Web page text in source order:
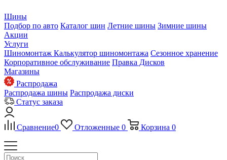
Шины
Подбор по авто Каталог шин Летние шины Зимние шины
Акции
Услуги
Шиномонтаж Калькулятор шиномонтажа Сезонное хранение
Корпоративное обслуживание Правка Дисков
Магазины
Распродажа
Распродажа шины Распродажа диски
Статус заказа
Сравнение0 Отложенные 0 Корзина 0